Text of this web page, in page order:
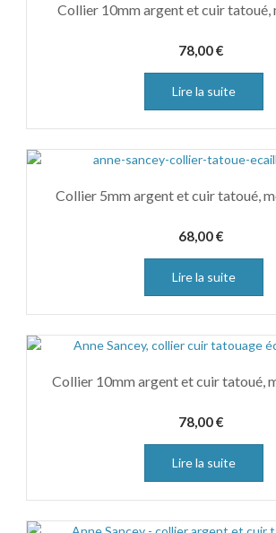
Collier 10mm argent et cuir
78,00€
Lire la suite
Collier 5mm argent et cuir tatoué,
68,00€
Lire la suite
Collier 10mm argent et cuir tatoué,
78,00€
Lire la suite